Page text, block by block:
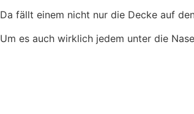
Da fällt einem nicht nur die Decke auf
Um es auch wirklich jedem unter die